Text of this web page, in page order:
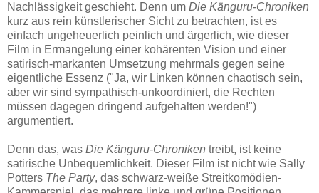
Nachlässigkeit geschieht. Denn um Die Känguru-Chroniken
kurz aus rein künstlerischer Sicht zu betrachten, ist es
einfach ungeheuerlich peinlich und ärgerlich, wie dieser
Film in Ermangelung einer kohärenten Vision und einer
satirisch-markanten Umsetzung mehrmals gegen seine
eigentliche Essenz ("Ja, wir Linken können chaotisch sein,
aber wir sind sympathisch-unkoordiniert, die Rechten
müssen dagegen dringend aufgehalten werden!")
argumentiert.
Denn das, was Die Känguru-Chroniken treibt, ist keine
satirische Unbequemlichkeit. Dieser Film ist nicht wie Sally
Potters The Party, das schwarz-weiße Streitkomödien-